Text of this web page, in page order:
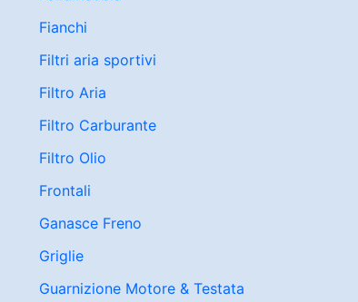
Fianchi
Filtri aria sportivi
Filtro Aria
Filtro Carburante
Filtro Olio
Frontali
Ganasce Freno
Griglie
Guarnizione Motore & Testata